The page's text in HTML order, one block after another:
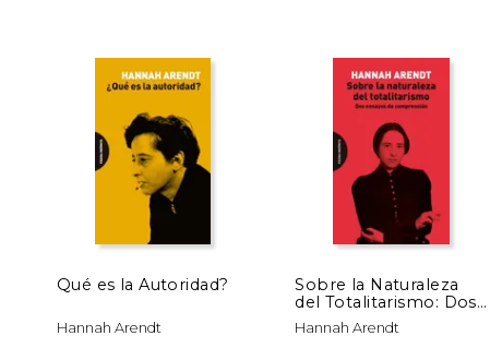
$ 17.06
15%
dcto. $ 19.13
Rápido
15%
dcto.
Qué es la Autoridad?
Hannah Arendt
Sobre la Naturaleza
del Totalitarismo: Dos
Ensayos de
Comprensión
Hannah Arendt